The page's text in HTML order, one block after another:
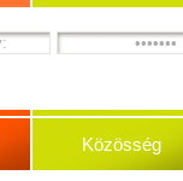
Közösség